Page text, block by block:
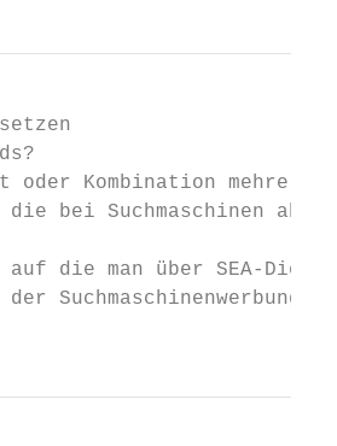
oder Kombination
bei Suchmaschinen
die man über SEA-
der Suchmaschinenwerbung